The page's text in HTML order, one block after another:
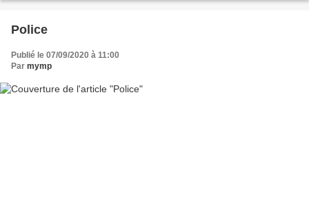
Police
Publié le 07/09/2020 à 11:00
Par mymp